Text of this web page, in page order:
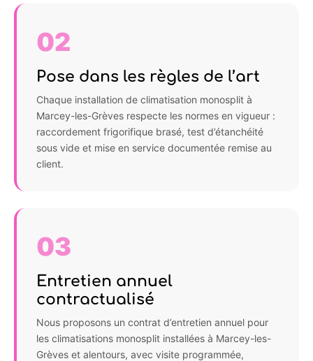
02
Pose dans les règles de l’art
Chaque installation de climatisation monosplit à
Marcey-les-Grèves respecte les normes en vigueur :
raccordement frigorifique brasé, test d’étanchéité
sous vide et mise en service documentée remise au
client.
03
Entretien annuel
contractualisé
Nous proposons un contrat d’entretien annuel pour
les climatisations monosplit installées à Marcey-les-
Grèves et alentours, avec visite programmée,